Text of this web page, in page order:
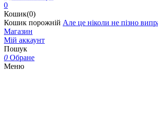
0
Кошик(0)
Кошик порожній Але це ніколи не пізно
Магазин
Мій аккаунт
Пошук
0 Обране
Меню